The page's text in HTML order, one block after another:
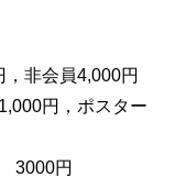
非会員4,000円
円，ポスター
3000円